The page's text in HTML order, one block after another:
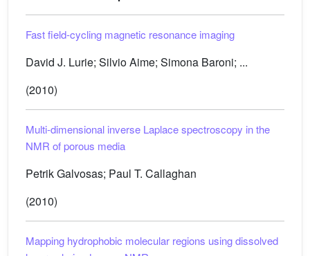
Fast field-cycling magnetic resonance imaging
David J. Lurie; Silvio Aime; Simona Baroni; ...
(2010)
Multi-dimensional inverse Laplace spectroscopy in the
NMR of porous media
Petrik Galvosas; Paul T. Callaghan
(2010)
Mapping hydrophobic molecular regions using dissolved